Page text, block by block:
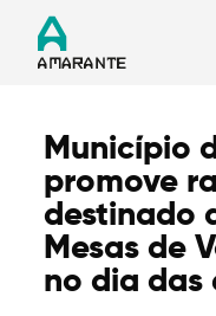
Termo de
Município
promove
destinado
Mesas de
no dia das